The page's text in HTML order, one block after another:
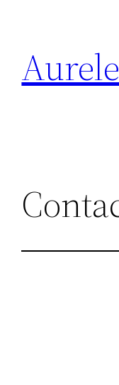
contenu